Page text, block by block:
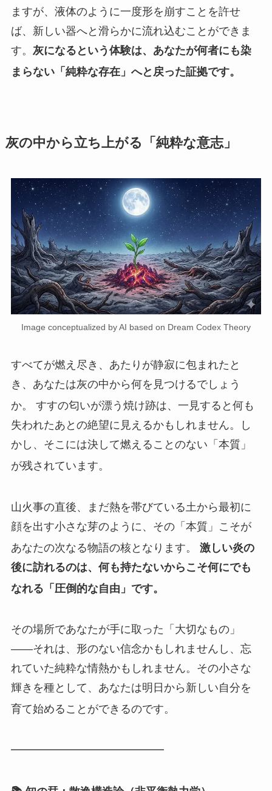
ますが、液体のように一度形を崩すことを許せ
ば、新しい器へと滑らかに流れ込むことができま
す。 灰になるという体験は、あなたが何者にも染
まらない「純粋な存在」へと戻った証拠です。
灰の中から立ち上がる「純粋な意志」
Image conceptualized by AI based on Dream Codex Theory
すべてが燃え尽き、あたりが静寂に包まれたと
き、あなたは灰の中から何を見つけるでしょう
か。
すすの匂いが漂う焼け跡は、一見すると何も
失われたあとの絶望に見えるかもしれません。し
かし、そこには決して燃えることのない「本質」
が残されています。
山火事の直後、まだ熱を帯びている土から最初に
顔を出す小さな芽のように、その「本質」こそが
あなたの次なる物語の核となります。
激しい炎の
後に訪れるのは、何も持たないからこそ何にでも
なれる「圧倒的な自由」です。
その場所であなたが手に取った「大切なもの」
――それは、形のない信念かもしれませんし、忘
れていた純粋な情熱かもしれません。その小さな
輝きを種として、あなたは明日から新しい自分を
育て始めることができるのです。
━━━━━━━━━━━━━━